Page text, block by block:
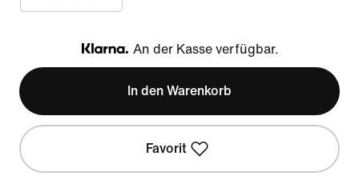
Klarna
An der Kasse verfügbar.
In den Warenkorb
Favorit